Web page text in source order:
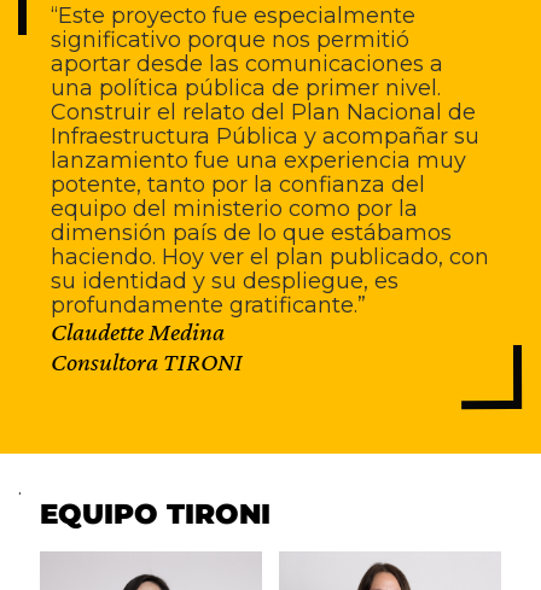
“Este proyecto fue especialmente
significativo porque nos permitió
aportar desde las comunicaciones a
una política pública de primer nivel.
Construir el relato del Plan Nacional de
Infraestructura Pública y acompañar su
lanzamiento fue una experiencia muy
potente, tanto por la confianza del
equipo del ministerio como por la
dimensión país de lo que estábamos
haciendo. Hoy ver el plan publicado, con
su identidad y su despliegue, es
profundamente gratificante.”
Claudette Medina
Consultora TIRONI
.
EQUIPO TIRONI